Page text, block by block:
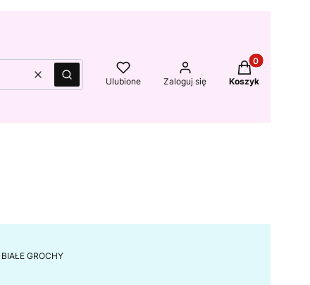
WyczyśćSzukaj Ulubione Zaloguj się
Produkty w
Koszyk
GROCHY